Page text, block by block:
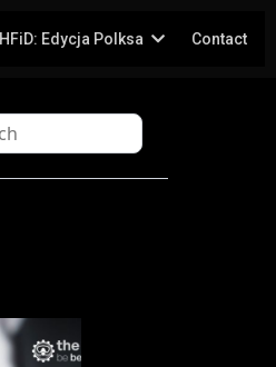
HFiD: Edycja Polksa Contact